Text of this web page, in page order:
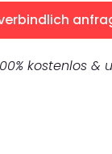
kostenlos &